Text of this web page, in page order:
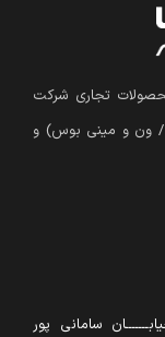
تجاری شرکت
/ ون و مینی بوس) و
سامانی پور